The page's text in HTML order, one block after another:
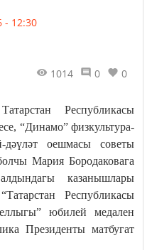
- 12:30
1014 0 0
Республикасы
“Динамо” физкультура-
оешмасы советы
Мария Бородаковага
казанышлары
Республикасы
юбилей медален
Президенты матбугат